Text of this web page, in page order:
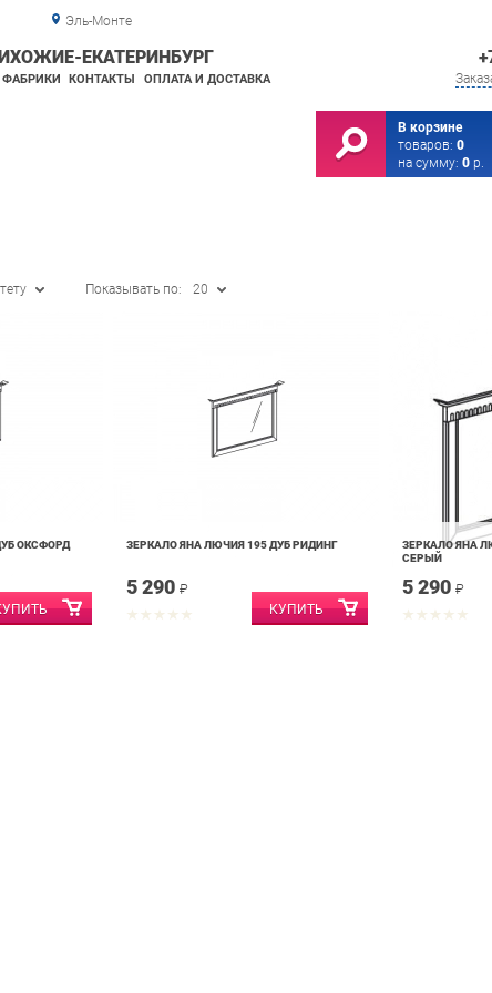
Эль-Монте
ЕКАТЕРИНБУРГ
ФАБРИКИ КОНТАКТЫ ОПЛАТА И ДОСТАВКА
В корзине
товаров: 0
на сумму: 0 р.
Показывать по: 20
ОКСФОРД ЗЕРКАЛО ЯНА ЛЮЧИЯ 195 ДУБ РИДИНГ
5 290 ₽
ЗЕРКАЛО ЯНА
СЕРЫЙ
5 290 ₽